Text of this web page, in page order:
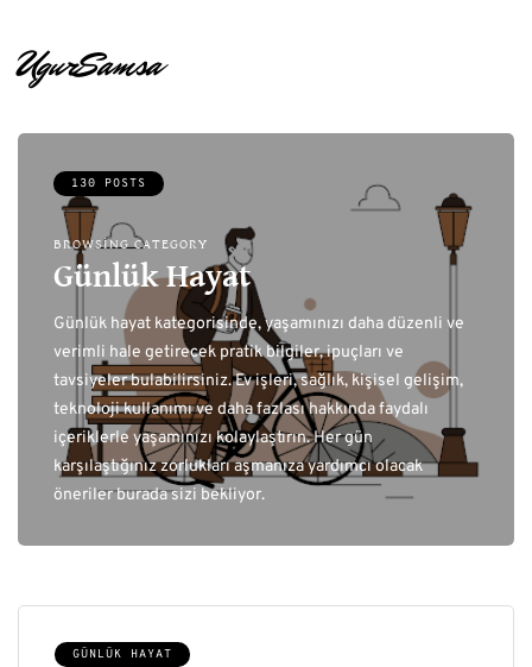
UgurSamsa
130 POSTS
BROWSING CATEGORY
Günlük Hayat
Günlük hayat kategorisinde, yaşamınızı daha düzenli ve
verimli hale getirecek pratik bilgiler, ipuçları ve
tavsiyeler bulabilirsiniz. Ev işleri, sağlık, kişisel gelişim,
teknoloji kullanımı ve daha fazlası hakkında faydalı
içeriklerle yaşamınızı kolaylaştırın. Her gün
karşılaştığınız zorlukları aşmanıza yardımcı olacak
öneriler burada sizi bekliyor.
GÜNLÜK HAYAT